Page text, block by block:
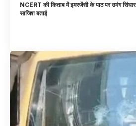
NCERT की किताब में इमरजेंसी के पाठ पर उमंग
साजिश बताई